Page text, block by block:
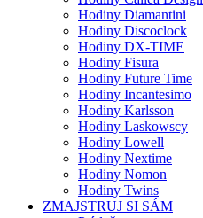
Hodiny Diamantini
Hodiny Discoclock
Hodiny DX-TIME
Hodiny Fisura
Hodiny Future Time
Hodiny Incantesimo
Hodiny Karlsson
Hodiny Laskowscy
Hodiny Lowell
Hodiny Nextime
Hodiny Nomon
Hodiny Twins
ZMAJSTRUJ SI SÁM